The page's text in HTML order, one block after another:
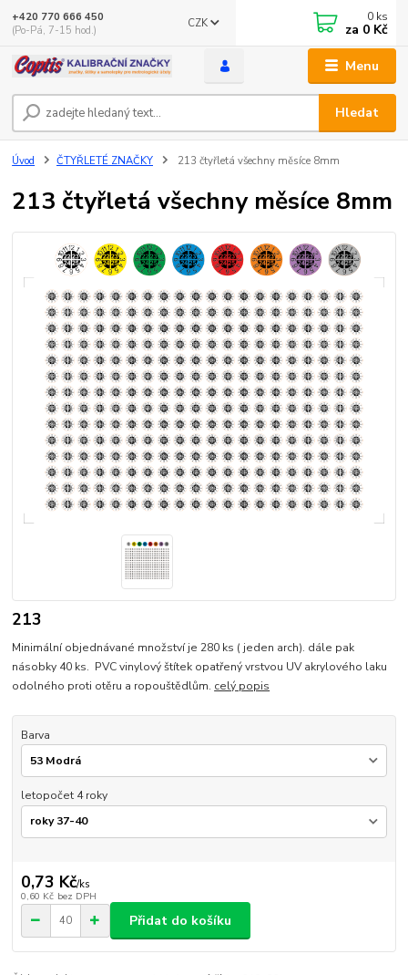
Menu
CZK
Hledat
+420 770 666 450
(Po-Pá, 7-15 hod.)
0 ks
za 0 Kč
Úvod ČTYŘLETÉ ZNAČKY 213 čtyřletá všechny měsíce 8mm
213 čtyřletá všechny měsíce 8mm
213
Minimální objednávané množství je 280 ks ( jeden arch). dále pak
násobky 40 ks. PVC vinylový štítek opatřený vrstvou UV akrylového laku
odolného proti otěru a ropouštědlům. celý popis
Barva
letopočet 4 roky
0,73 Kč/ks
0,60 Kč bez DPH
Přidat do košíku